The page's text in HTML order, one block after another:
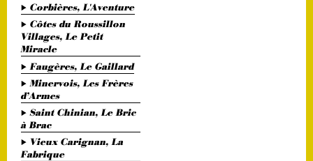
Corbières, L'Aventure
Côtes du Roussillon
Villages, Le Petit
Miracle
Faugères, Le Gaillard
Minervois, Les Frères
d’Armes
Saint Chinian, Le Bric
à Brac
Vieux Carignan, La
Fabrique